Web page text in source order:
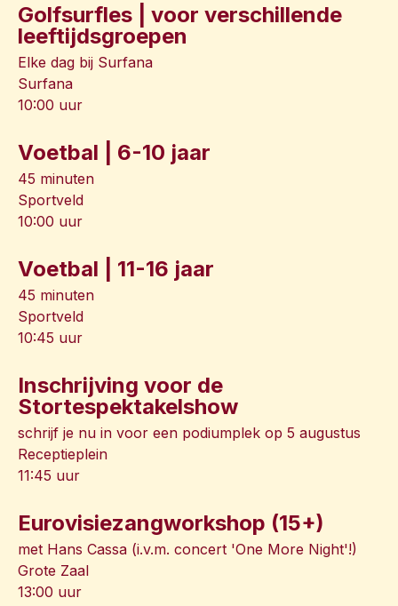
Golfsurfles | voor verschillende
leeftijdsgroepen
Elke dag bij Surfana
Surfana
10:00 uur
Voetbal | 6-10 jaar
45 minuten
Sportveld
10:00 uur
Voetbal | 11-16 jaar
45 minuten
Sportveld
10:45 uur
Inschrijving voor de
Stortespektakelshow
schrijf je nu in voor een podiumplek op 5 augustus
Receptieplein
11:45 uur
Eurovisiezangworkshop (15+)
met Hans Cassa (i.v.m. concert 'One More Night'!)
Grote Zaal
13:00 uur